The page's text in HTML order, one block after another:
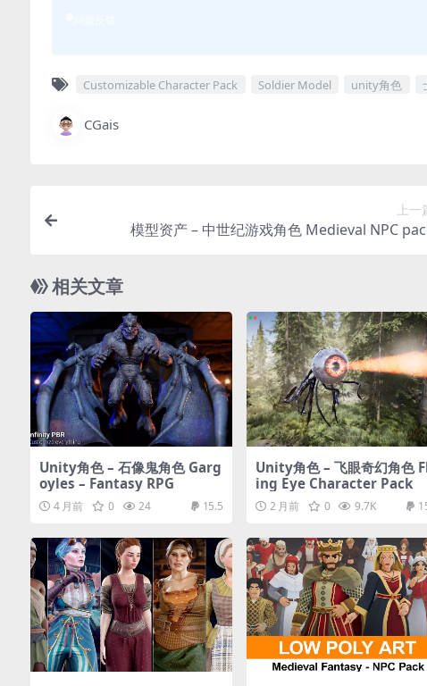
Customizable Character Pack Soldier Model unity角色
CGais
上一
模型资产 – 中世纪游戏角色 Medieval NPC
相关文章
Unity角色 – 石像鬼角色 Garg
oyles – Fantasy RPG
4 月前 0 24 15.5
Unity角色 – 飞眼奇幻角色
ing Eye Character Pack
2 月前 0 9.7K